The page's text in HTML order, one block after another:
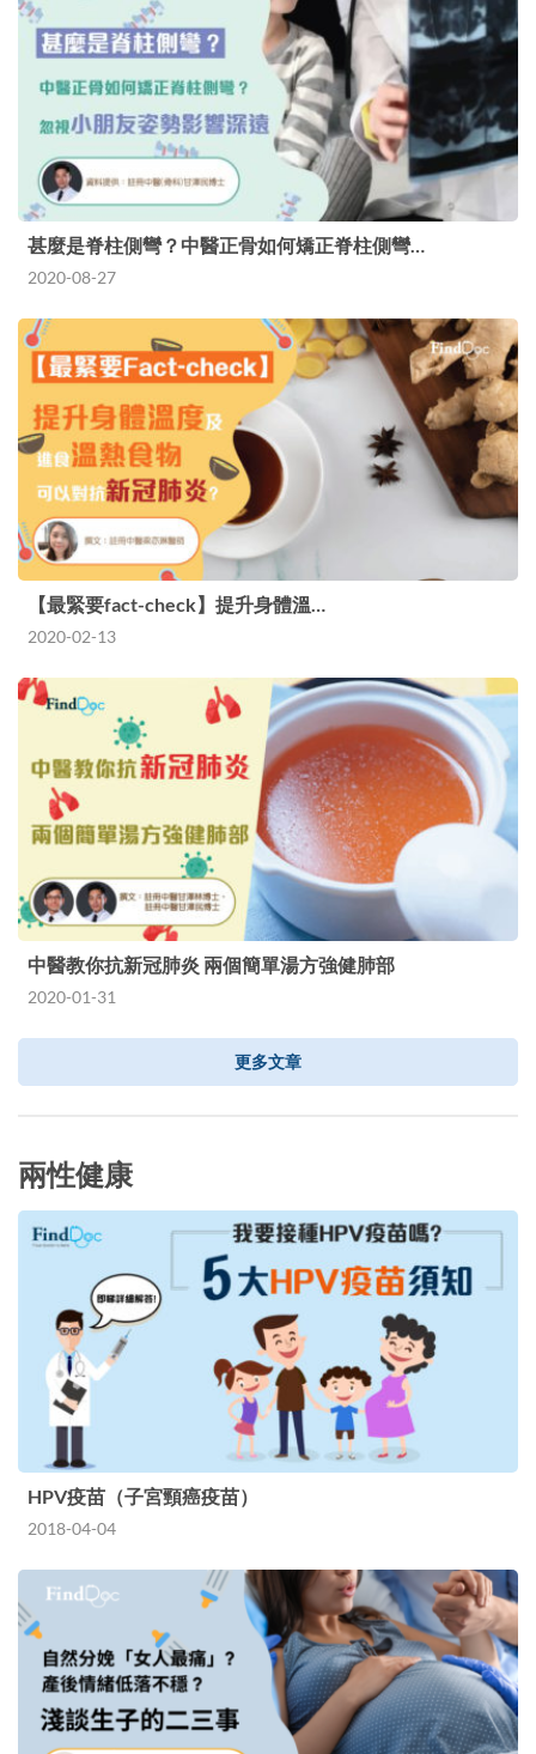
甚麼是脊柱側彎？中醫正骨如何矯正脊柱側彎…
2020-08-27
【最緊要fact-check】提升身體溫…
2020-02-13
中醫教你抗新冠肺炎 兩個簡單湯方強健肺部
2020-01-31
更多文章
兩性健康
HPV疫苗（子宮頸癌疫苗）
2018-04-04